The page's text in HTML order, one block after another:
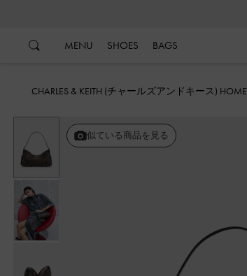
MENU SHOES BAGS
CHARLES & KEITH (チャールズアンドキース) HOME
似ている商品を見る